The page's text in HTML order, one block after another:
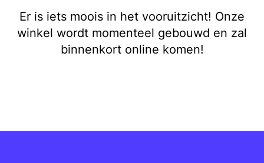
Er is iets moois in het vooruitzicht! Onze
winkel wordt momenteel gebouwd en zal
binnenkort online komen!